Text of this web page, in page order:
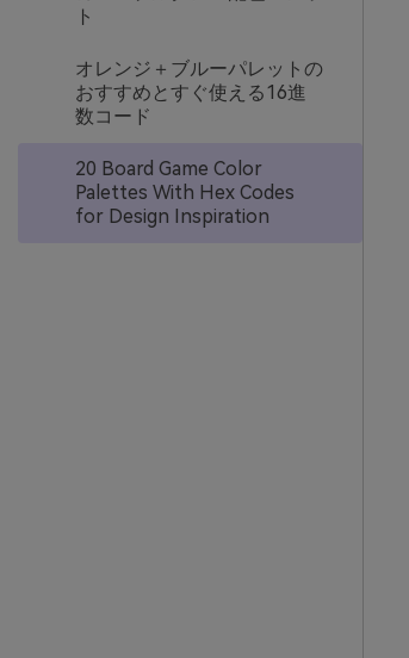
ト
オレンジ＋ブルーパレットの
おすすめとすぐ使える16進
数コード
20 Board Game Color
Palettes With Hex Codes
for Design Inspiration